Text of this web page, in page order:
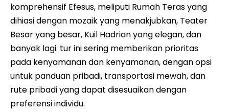
komprehensif Efesus, meliputi Rumah Teras yang
dihiasi dengan mozaik yang menakjubkan, Teater
Besar yang besar, Kuil Hadrian yang elegan, dan
banyak lagi. tur ini sering memberikan prioritas
pada kenyamanan dan kenyamanan, dengan opsi
untuk panduan pribadi, transportasi mewah, dan
rute pribadi yang dapat disesuaikan dengan
preferensi individu.